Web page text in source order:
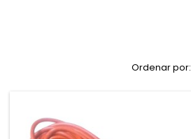
Ordenar por: